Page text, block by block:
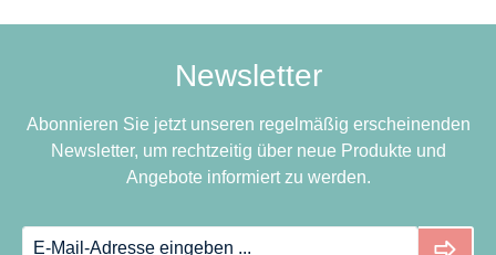
Newsletter
Abonnieren Sie jetzt unseren regelmäßig erscheinenden
Newsletter, um rechtzeitig über neue Produkte und
Angebote informiert zu werden.